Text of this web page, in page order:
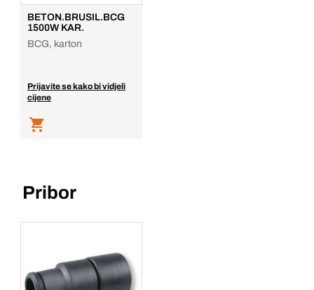
BETON.BRUSIL.BCG
1500W KAR.
BCG, karton
Prijavite se kako bi vidjeli
cijene
Pribor